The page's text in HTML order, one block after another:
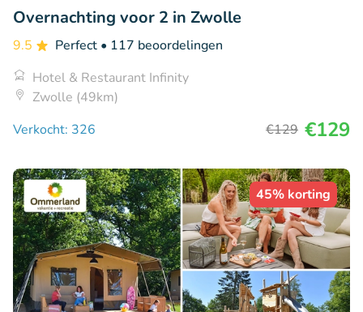
Overnachting voor 2 in Zwolle
9.5 Perfect • 117 beoordelingen
Hotel & Restaurant Infinity
Zwolle (49km)
Verkocht: 326
€129 €129
45% korting